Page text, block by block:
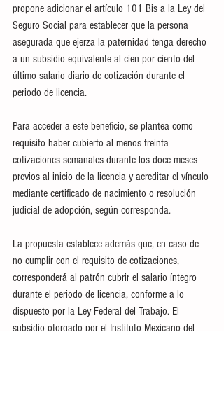
propone adicionar el artículo 101 Bis a la Ley del
Seguro Social para establecer que la persona
asegurada que ejerza la paternidad tenga derecho
a un subsidio equivalente al cien por ciento del
último salario diario de cotización durante el
periodo de licencia.
Para acceder a este beneficio, se plantea como
requisito haber cubierto al menos treinta
cotizaciones semanales durante los doce meses
previos al inicio de la licencia y acreditar el vínculo
mediante certificado de nacimiento o resolución
judicial de adopción, según corresponda.
La propuesta establece además que, en caso de
no cumplir con el requisito de cotizaciones,
corresponderá al patrón cubrir el salario íntegro
durante el periodo de licencia, conforme a lo
dispuesto por la Ley Federal del Trabajo. El
subsidio otorgado por el Instituto Mexicano del